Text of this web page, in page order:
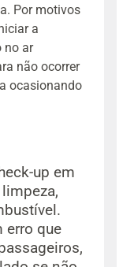
Por motivos
a
no ar
não ocorrer
ocasionando
up em
erro que